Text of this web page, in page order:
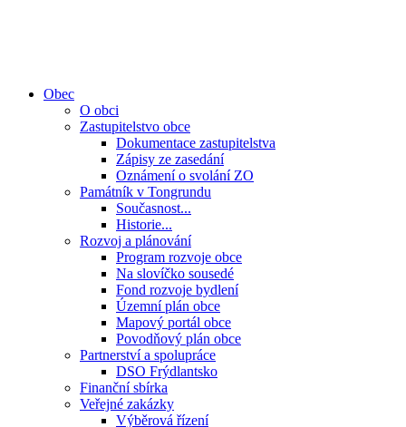
Obec
O obci
Zastupitelstvo obce
Dokumentace zastupitelstva
Zápisy ze zasedání
Oznámení o svolání ZO
Památník v Tongrundu
Současnost...
Historie...
Rozvoj a plánování
Program rozvoje obce
Na slovíčko sousedé
Fond rozvoje bydlení
Územní plán obce
Mapový portál obce
Povodňový plán obce
Partnerství a spolupráce
DSO Frýdlantsko
Finanční sbírka
Veřejné zakázky
Výběrová řízení